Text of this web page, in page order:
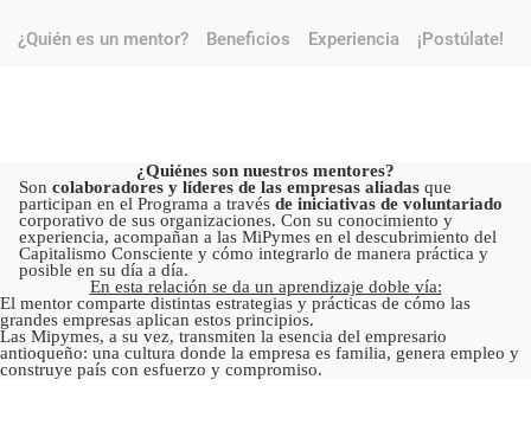
¿Quién es un mentor? Beneficios Experiencia ¡Postúlate!
¿Quiénes son nuestros mentores?
Son colaboradores y líderes de las empresas aliadas que
participan en el Programa a través de iniciativas de voluntariado
corporativo de sus organizaciones. Con su conocimiento y
experiencia, acompañan a las MiPymes en el descubrimiento del
Capitalismo Consciente y cómo integrarlo de manera práctica y
posible en su día a día.
En esta relación se da un aprendizaje doble vía:
El mentor comparte distintas estrategias y prácticas de cómo las
grandes empresas aplican estos principios.
Las Mipymes, a su vez, transmiten la esencia del empresario
antioqueño: una cultura donde la empresa es familia, genera empleo y
construye país con esfuerzo y compromiso.